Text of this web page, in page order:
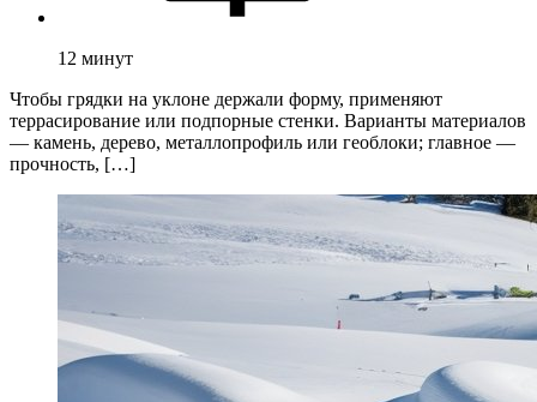
12 минут
Чтобы грядки на уклоне держали форму, применяют
террасирование или подпорные стенки. Варианты материалов
— камень, дерево, металлопрофиль или геоблоки; главное —
прочность, […]